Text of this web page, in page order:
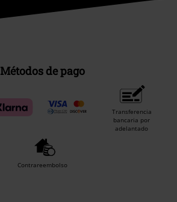
Métodos de pago
Transferencia
bancaria por
adelantado
Contrareembolso